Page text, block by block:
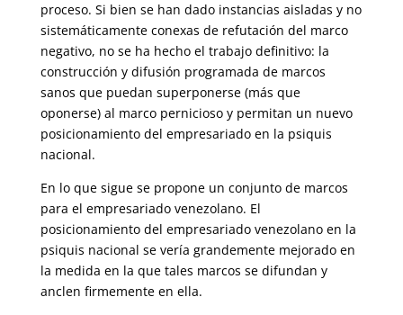
proceso. Si bien se han dado instancias aisladas y no
sistemática­mente conexas de refutación del marco
negativo, no se ha hecho el tra­bajo definitivo: la
construcción y difusión programada de marcos
sanos que puedan superponerse (más que
oponerse) al marco pernicioso y permitan un nuevo
posicionamiento del empresariado en la psiquis
nacional.
En lo que sigue se propone un conjunto de marcos
para el empresariado venezolano. El
posicionamiento del empresariado venezolano en la
psi­quis nacional se vería grandemente mejorado en
la medida en la que ta­les marcos se difundan y
anclen firmemente en ella.